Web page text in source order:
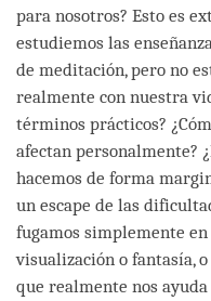
para nosotros? Esto es
estudiemos las
de meditación, pero no
realmente con nuestra
términos prácticos?
afectan personalmente?
hacemos de forma
un escape de las
fugamos simplemente
visualización o fantasía,
que realmente nos